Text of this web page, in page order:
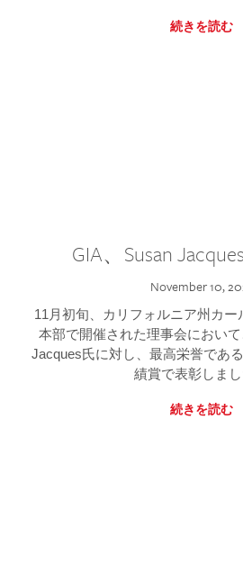
続きを読む
GIA、Susan
November 10,
11月初旬、カリフォルニア州カ
本部で開催された理事会におい
Jacques氏に対し、最高栄誉であ
績賞で表彰しまし
続きを読む